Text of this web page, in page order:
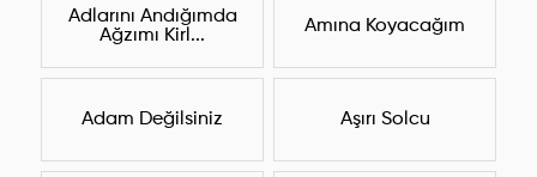
Adlarını Andığımda
Ağzımı Kirl...
Amına Koyacağım
Adam Değilsiniz Aşırı Solcu